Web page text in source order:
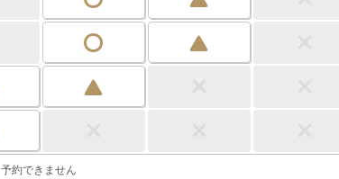
予約できません